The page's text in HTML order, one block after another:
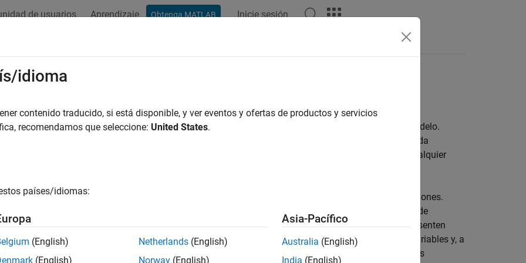
de usuarios Aprendizaje Obtenga MATLAB Inicie sesión
de los parámetros de las variantes
variaciones de valores en los parámetros de bloques
parámetros de variantes, se pueden representar variaciones de valores de un sistema en un único modelo.
agrupar diferentes conjuntos de valores basándose en la variante que desee simular. Puede activar cada
de valores en función del control de la variante. Puede incorporar parámetros de las variantes en cualquier
que desea simular un modelo que representa el sistema de un automóvil con varias configuraciones.
aunque son similares en varios aspectos, pueden diferir en valores como el consumo de
la cilindrada o el número de cilindros del motor. En lugar de diseñar múltiples bloques que representen
todos los valores posibles, puede utilizar parámetros de variantes para modelar los valores variables y, a
alternar entre los valores basándose en el control de variantes que seleccione. Para obtener más
idioma
contenido traducido, si está disponible, y ver eventos y ofertas de productos y servicios
recomendamos que seleccione: United States.
países/idiomas:
(English)
(English)
Netherlands (English)
Norway (English)
Asia-Pacífico
Australia (English)
India (English)